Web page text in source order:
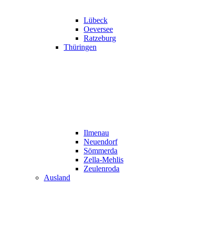
Lübeck
Oeversee
Ratzeburg
Thüringen
Ilmenau
Neuendorf
Sömmerda
Zella-Mehlis
Zeulenroda
Ausland